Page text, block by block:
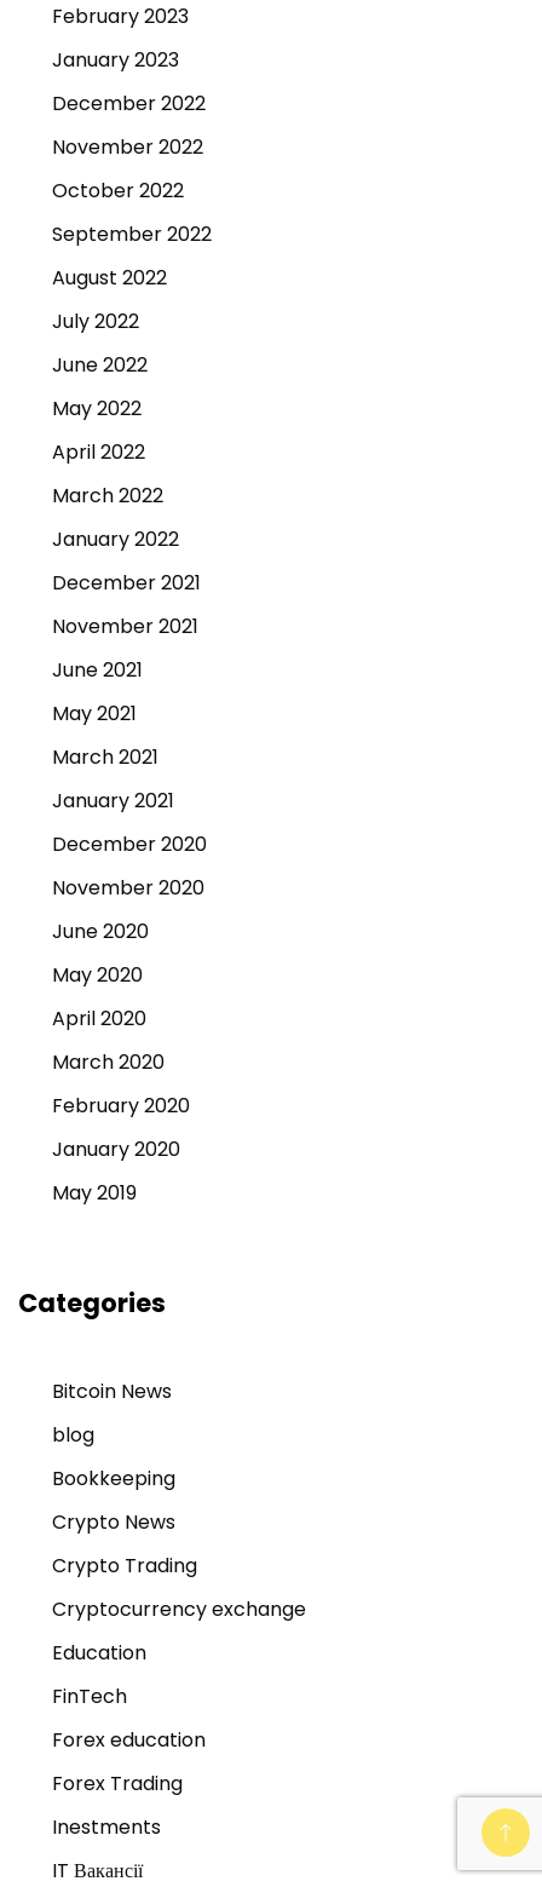
February 2023
January 2023
December 2022
November 2022
October 2022
September 2022
August 2022
July 2022
June 2022
May 2022
April 2022
March 2022
January 2022
December 2021
November 2021
June 2021
May 2021
March 2021
January 2021
December 2020
November 2020
June 2020
May 2020
April 2020
March 2020
February 2020
January 2020
May 2019
Categories
Bitcoin News
blog
Bookkeeping
Crypto News
Crypto Trading
Cryptocurrency exchange
Education
FinTech
Forex education
Forex Trading
Inestments
IT Вакансії